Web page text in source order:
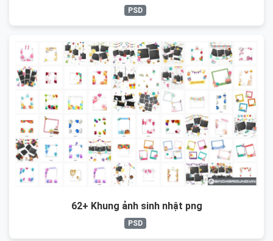
PSD
62+ Khung ảnh sinh nhật png
PSD